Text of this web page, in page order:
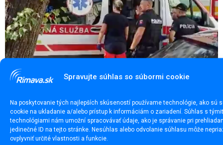
Spravujte súhlas so súbormi cookie
Na poskytovanie tých najlepších skúseností používame technológie, ako sú
cookie na ukladanie a/alebo prístup k informáciám o zariadení. Súhlas s
technológiami nám umožní spracovávať údaje, ako je správanie pri
jedinečné ID na tejto stránke. Nesúhlas alebo odvolanie súhlasu môže
ovplyvniť určité vlastnosti a funkcie.
Dráma v Lučenci. Polícia zasahovala pri nebezpečnej
situácii